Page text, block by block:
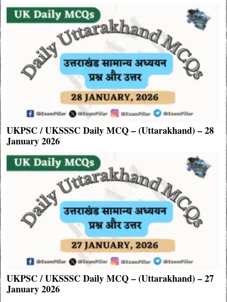
UKPSC / UKSSSC Daily MCQ – (Uttarakhand) – 28
January 2026
UKPSC / UKSSSC Daily MCQ – (Uttarakhand) – 27
January 2026